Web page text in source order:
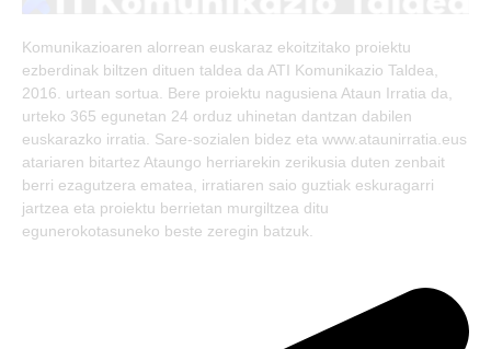
Komunikazioaren alorrean euskaraz ekoitzitako proiektu
ezberdinak biltzen dituen taldea da ATI Komunikazio Taldea,
2016. urtean sortua. Bere proiektu nagusiena Ataun Irratia da,
urteko 365 egunetan 24 orduz uhinetan dantzan dabilen
euskarazko irratia. Sare-sozialen bidez eta www.ataunirratia.eus
atariaren bitartez Ataungo herriarekin zerikusia duten zenbait
berri ezagutzera ematea, irratiaren saio guztiak eskuragarri
jartzea eta proiektu berrietan murgiltzea ditu
egunerokotasuneko beste zeregin batzuk.